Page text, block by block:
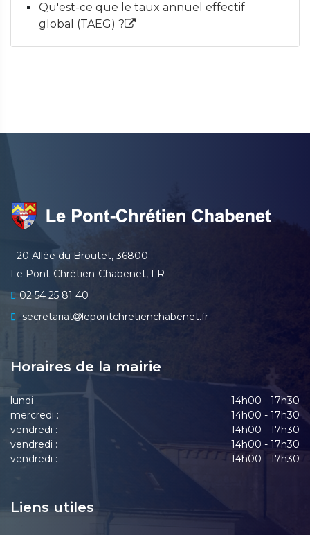
Qu'est-ce que le taux annuel effectif
global (TAEG) ?
20 Allée du Broutet, 36800
Le Pont-Chrétien-Chabenet, FR
02 54 25 81 40
secretariat
lepontchretienchabenet.fr
Horaires de la mairie
lundi :
14h00 - 17h30
mercredi :
14h00 - 17h30
vendredi :
14h00 - 17h30
vendredi :
14h00 - 17h30
vendredi :
14h00 - 17h30
Liens utiles